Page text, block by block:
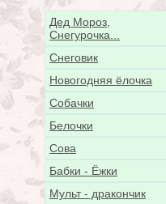
Дед Мороз,
Снегурочка...
Снеговик
Новогодняя ёлочка
Собачки
Белочки
Сова
Бабки - Ёжки
Мульт - дракончик